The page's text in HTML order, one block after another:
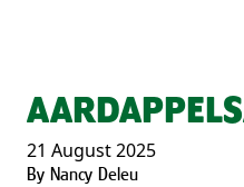
21 August 2025
By Nancy Deleu